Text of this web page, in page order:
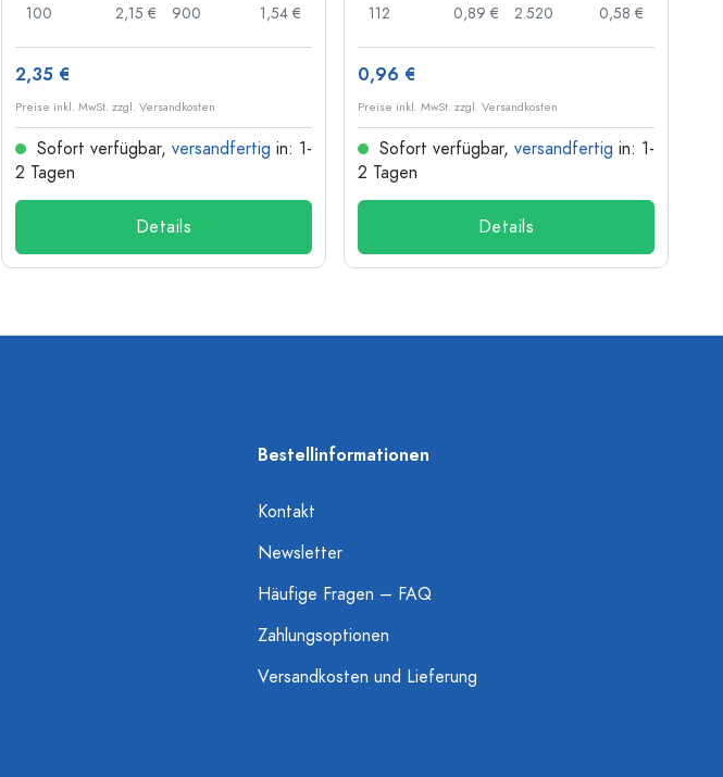
100
2,15 €
900
1,54 €
2,35 €
Preise inkl. MwSt. zzgl. Versandkosten
Sofort verfügbar, versandfertig in: 1-
2 Tagen
Details
112
0,89 €
2.520
0,58 €
0,96 €
Preise inkl. MwSt. zzgl. Versandkosten
Sofort verfügbar, versandfertig in: 1-
2 Tagen
Details
Bestellinformationen
Kontakt
Newsletter
Häufige Fragen – FAQ
Zahlungsoptionen
Versandkosten und Lieferung